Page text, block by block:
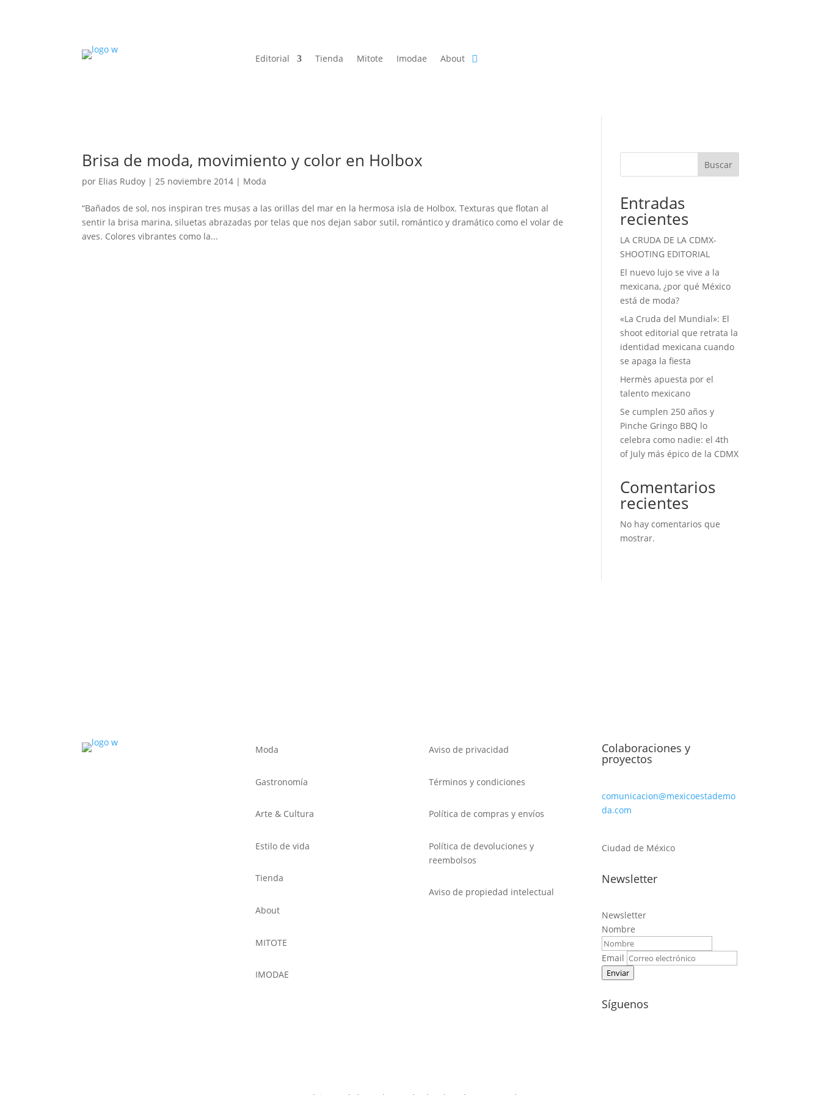
Editorial Tienda Mitote Imodae About
Brisa de moda, movimiento y color en Holbox
por Elias Rudoy |25 noviembre 2014 | Moda
“Bañados de sol, nos inspiran tres musas a las orillas del mar en la hermosa isla de Holbox. Texturas que flotan al
sentir la brisa marina, siluetas abrazadas por telas que nos dejan sabor sutil, romántico y dramático como el volar de
aves. Colores vibrantes como la...
Buscar
Entradas
recientes
LA CRUDA DE LA CDMX-
SHOOTING EDITORIAL
El nuevo lujo se vive a la
mexicana, ¿por qué México
está de moda?
«La Cruda del Mundial»: El
shoot editorial que retrata la
identidad mexicana cuando
se apaga la fiesta
Hermès apuesta por el
talento mexicano
Se cumplen 250 años y
Pinche Gringo BBQ lo
celebra como nadie: el 4th
of July más épico de la CDMX
Comentarios
recientes
No hay comentarios que
mostrar.
Moda
Gastronomía
Arte & Cultura
Estilo de vida
Tienda
About
MITOTE
IMODAE
Aviso de privacidad
Términos y condiciones
Política de compras y envíos
Política de devoluciones y
reembolsos
Aviso de propiedad intelectual
Colaboraciones y
proyectos
comunicacion@mexicoestademo
da.com
Ciudad de México
Newsletter
Newsletter
Nombre
Email
Enviar
Síguenos